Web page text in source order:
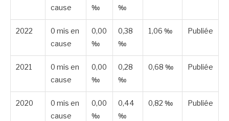
cause
‰
‰
2022
0 mis en
cause
0,00
‰
0,38
‰
1,06 ‰ Publiée
2021
0 mis en
cause
0,00
‰
0,28
‰
0,68 ‰ Publiée
2020
0 mis en
cause
0,00
‰
0,44
‰
0,82 ‰ Publiée